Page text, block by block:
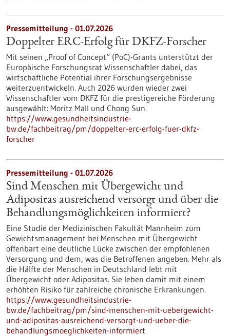
Pressemitteilung - 01.07.2026
Doppelter ERC-Erfolg für DKFZ-Forscher
Mit seinen „Proof of Concept“ (PoC)-Grants unterstützt der
Europäische Forschungsrat Wissenschaftler dabei, das
wirtschaftliche Potential ihrer Forschungsergebnisse
weiterzuentwickeln. Auch 2026 wurden wieder zwei
Wissenschaftler vom DKFZ für die prestigereiche Förderung
ausgewählt: Moritz Mall und Chong Sun.
https://www.gesundheitsindustrie-
bw.de/fachbeitrag/pm/doppelter-erc-erfolg-fuer-dkfz-
forscher
Pressemitteilung - 01.07.2026
Sind Menschen mit Übergewicht und
Adipositas ausreichend versorgt und über die
Behandlungsmöglichkeiten informiert?
Eine Studie der Medizinischen Fakultät Mannheim zum
Gewichtsmanagement bei Menschen mit Übergewicht
offenbart eine deutliche Lücke zwischen der empfohlenen
Versorgung und dem, was die Betroffenen angeben. Mehr als
die Hälfte der Menschen in Deutschland lebt mit
Übergewicht oder Adipositas. Sie leben damit mit einem
erhöhten Risiko für zahlreiche chronische Erkrankungen.
https://www.gesundheitsindustrie-
bw.de/fachbeitrag/pm/sind-menschen-mit-uebergewicht-
und-adipositas-ausreichend-versorgt-und-ueber-die-
behandlungsmoeglichkeiten-informiert